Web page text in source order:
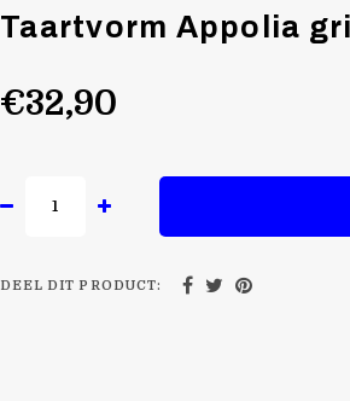
Taartvorm Appolia
€32,90
DEEL DIT PRODUCT: